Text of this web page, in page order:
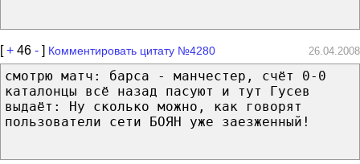
[+ 46 - ] Комментировать цитату №4280 26.04.2008
смотрю матч: барса - манчестер, счёт 0-0
каталонцы всё назад пасуют и тут Гусев
выдаёт: Ну сколько можно, как говорят
пользователи сети БОЯН уже заезженный!